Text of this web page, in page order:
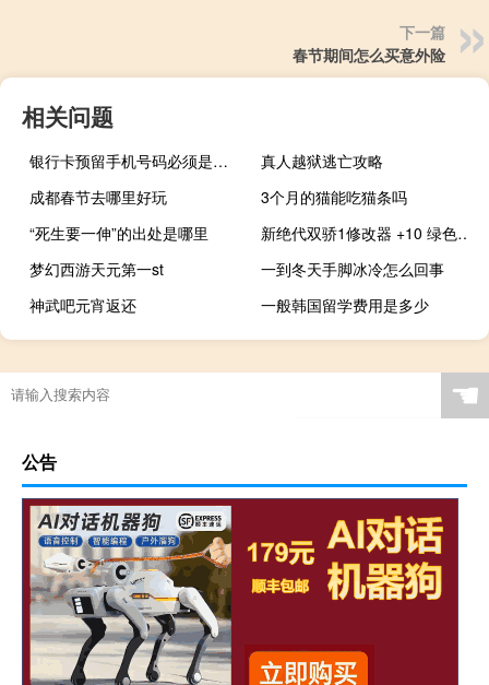
下一篇
春节期间怎么买意外险
相关问题
银行卡预留手机号码必须是本人吗
真人越狱逃亡攻略
成都春节去哪里好玩
3个月的猫能吃猫条吗
“死生要一伸”的出处是哪里
新绝代双骄1修改器 +10 绿色免费版（新绝代双骄1修改器 +10 绿色免费版功能简介）
梦幻西游天元第一st
一到冬天手脚冰冷怎么回事
神武吧元宵返还
一般韩国留学费用是多少
☚
公告